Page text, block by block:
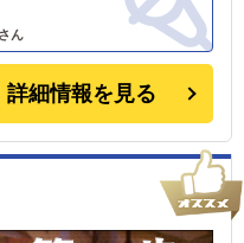
詳細情報を見る